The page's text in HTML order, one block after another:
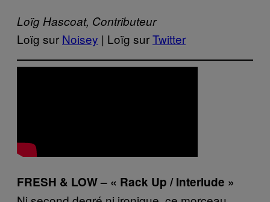
Loïg Hascoat, Contributeur
Loïg sur Noisey | Loïg surTwitter
FRESH & LOW – « Rack Up / Interlude »